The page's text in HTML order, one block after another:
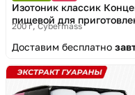
Изотоник классик
пищевой для
напитков Ананас 200 гр
Drink Mix Concentrate
200 г Cybermass
Доставим бесплатно